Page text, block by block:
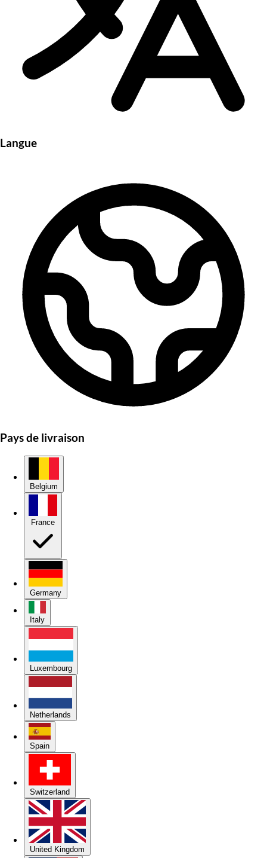
Langue
Pays de livraison
Belgium
Germany
Italy
Luxembourg
Netherlands
Spain
Switzerland
United Kingdom